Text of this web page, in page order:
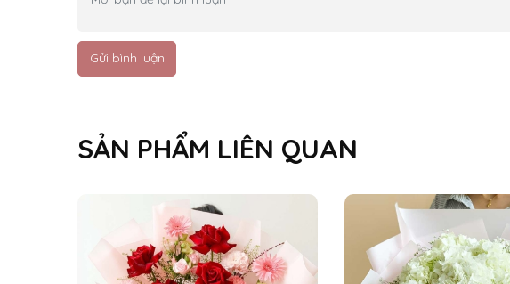
Gửi bình luận
SẢN PHẨM LIÊN QUAN